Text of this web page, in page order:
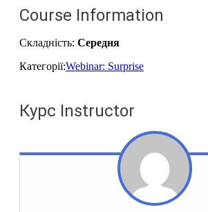
Course Information
Складність: Середня
Категорії:Webinar: Surprise
Курс Instructor